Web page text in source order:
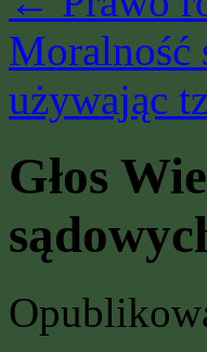
Moralność
używając
Głos